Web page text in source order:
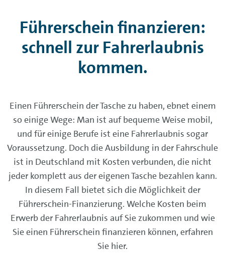
Führerschein finanzieren:
schnell zur Fahrerlaubnis
kommen.
Einen Führerschein der Tasche zu haben, ebnet einem
so einige Wege: Man ist auf bequeme Weise mobil,
und für einige Berufe ist eine Fahrerlaubnis sogar
Voraussetzung. Doch die Ausbildung in der Fahrschule
ist in Deutschland mit Kosten verbunden, die nicht
jeder komplett aus der eigenen Tasche bezahlen kann.
In diesem Fall bietet sich die Möglichkeit der
Führerschein-Finanzierung. Welche Kosten beim
Erwerb der Fahrerlaubnis auf Sie zukommen und wie
Sie einen Führerschein finanzieren können, erfahren
Sie hier.